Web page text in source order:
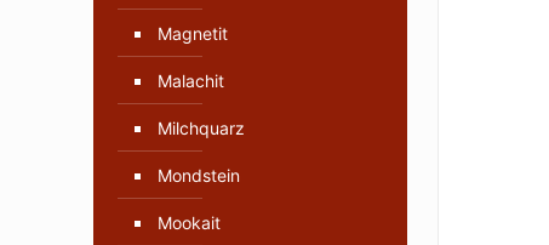
Magnetit
Malachit
Milchquarz
Mondstein
Mookait